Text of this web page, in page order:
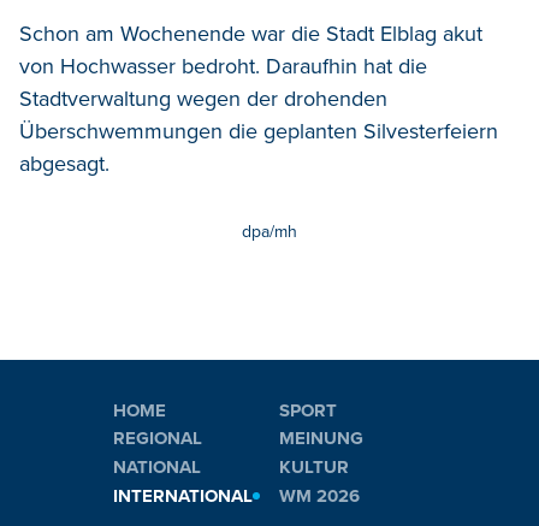
Schon am Wochenende war die Stadt Elblag akut
von Hochwasser bedroht. Daraufhin hat die
Stadtverwaltung wegen der drohenden
Überschwemmungen die geplanten Silvesterfeiern
abgesagt.
dpa/mh
HOME
REGIONAL
NATIONAL
INTERNATIONAL
SPORT
MEINUNG
KULTUR
WM 2026